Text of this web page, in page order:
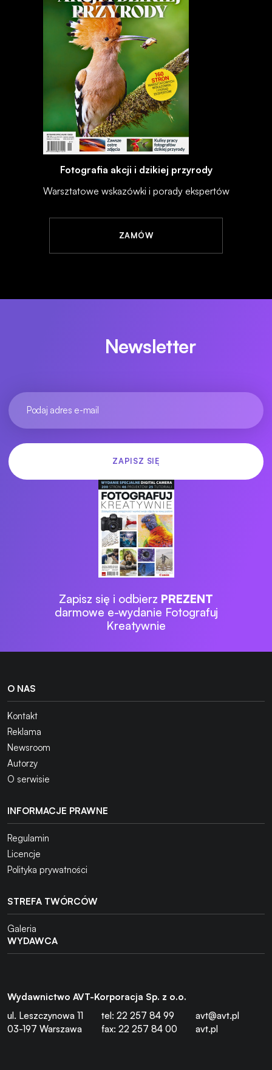
Fotografia akcji i dzikiej przyrody
Warsztatowe wskazówki i porady ekspertów
ZAMÓW
Newsletter
Zapisz się i odbierz PREZENT
darmowe e-wydanie Fotografuj
Kreatywnie
O NAS
Kontakt
Reklama
Newsroom
Autorzy
O serwisie
INFORMACJE PRAWNE
Regulamin
Licencje
Polityka prywatności
STREFA TWÓRCÓW
Galeria
WYDAWCA
Wydawnictwo AVT-Korporacja Sp. z o.o.
ul. Leszczynowa 11
03-197 Warszawa
tel: 22 257 84 99
fax: 22 257 84 00
avt@avt.pl
avt.pl